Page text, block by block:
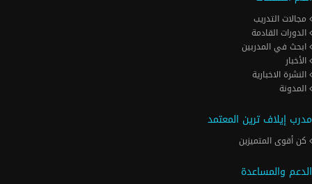
مجالات التدريب
الدورات القادمة
ابحث في المدربين
الأخبار
النشرة الاخبارية
المدونة
مدرب إيلاف ترين المعتمد
كن أقوى المتميزين
الدعم والمساعدة